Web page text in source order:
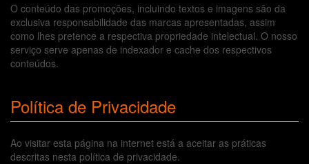
O conteúdo das promoções, incluindo textos e imagens são da
exclusiva responsabilidade das marcas apresentadas, assim
como lhes pretence a respectiva propriedade intelectual. O nosso
serviço serve apenas de indexador e cache dos respectivos
conteúdos.
Política de Privacidade
Ao visitar esta página na internet está a aceitar as práticas
descritas nesta política de privacidade.